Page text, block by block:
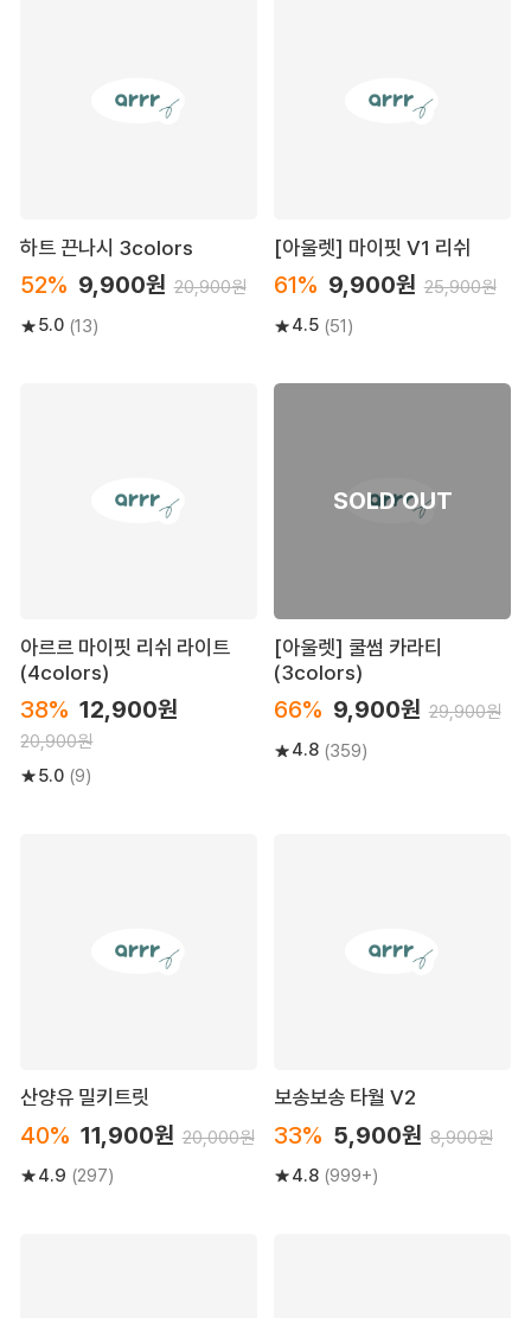
하트 끈나시 3colors
52% 9,900원 20,900원
5.0 (13)
[아울렛] 마이핏 V1 리쉬
61% 9,900원 25,900원
4.5 (51)
아르르 마이핏 리쉬 라이트
(4colors)
38% 12,900원
20,900원
5.0 (9)
[아울렛] 쿨썸 카라티
(3colors)
66% 9,900원 29,900원
4.8 (359)
산양유 밀키트릿
40% 11,900원 20,000원
4.9 (297)
보송보송 타월 V2
33% 5,900원 8,900원
4.8 (999+)